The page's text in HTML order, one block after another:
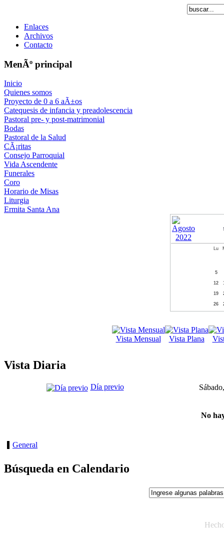
Enlaces
Archivos
Contacto
MenÃº principal
Inicio
Quienes somos
Proyecto de 0 a 6 aÃ±os
Catequesis de infancia y preadolescencia
Pastoral pre- y post-matrimonial
Bodas
Pastoral de la Salud
CÃ¡ritas
Consejo Parroquial
Vida Ascendente
Funerales
Coro
Horario de Misas
Liturgia
Ermita Santa Ana
Lu
5
12
19
26
Vista Mensual Vista Plana
Vista Diaria
Día previo
No
General
Búsqueda en Calendario